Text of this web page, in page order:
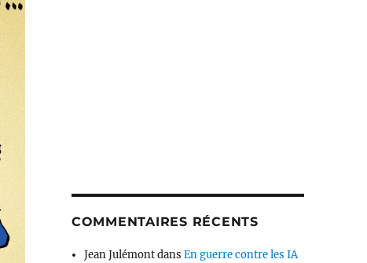
COMMENTAIRES RÉCENTS
Jean JulémontdansEn guerre contre les IA